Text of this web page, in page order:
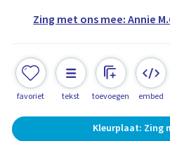
Zing met ons mee: Annie
favoriet tekst toevoegen embed
Kleurplaat: Zing